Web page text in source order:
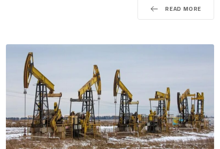
READ MORE